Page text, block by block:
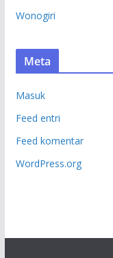
Wonogiri
Meta
Masuk
Feed entri
Feed komentar
WordPress.org